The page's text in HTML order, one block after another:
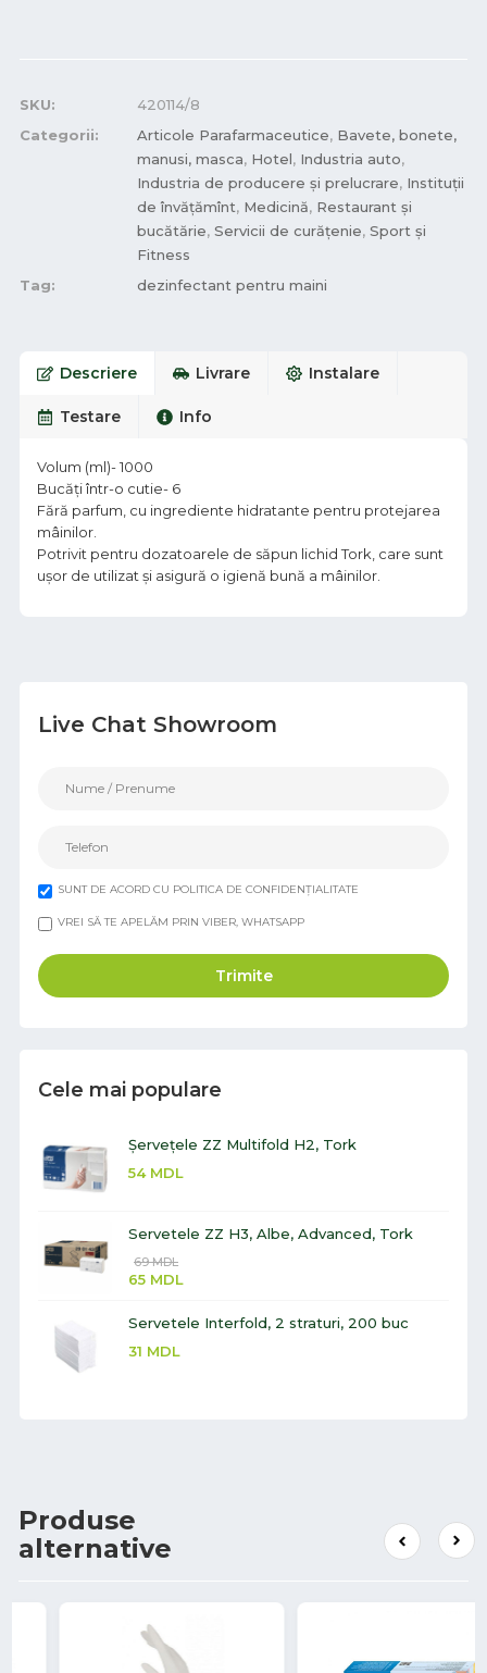
Live Chat Showroom
SUNT DE ACORD CU POLITICA DE CONFIDENȚIALITATE
VREI SĂ TE APELĂM PRIN VIBER, WHATSAPP
Trimite
Cele mai populare
Șervețele ZZ Multifold H2, Tork
54 MDL
Servetele ZZ H3, Albe, Advanced, Tork
69MDL
65 MDL
Servetele Interfold, 2 straturi, 200 buc
31 MDL
SKU:
420114/8
Categorii:
Articole Parafarmaceutice, Bavete, bonete,
manusi, masca, Hotel, Industria auto,
Industria de producere și prelucrare, Instituții
de învățămînt, Medicină, Restaurant și
bucătărie, Servicii de curățenie, Sport și
Fitness
Tag:
dezinfectant pentru maini
Descriere Livrare Instalare
Testare Info
Volum (ml)- 1000
Bucăți într-o cutie- 6
Fără parfum, cu ingrediente hidratante pentru protejarea
mâinilor.
Potrivit pentru dozatoarele de săpun lichid Tork, care sunt
ușor de utilizat și asigură o igienă bună a mâinilor.
Produse
alternative